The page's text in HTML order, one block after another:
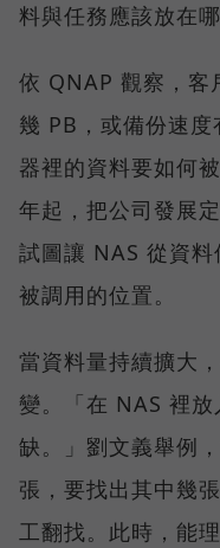
料與任務應該放在哪
依 QNAP 觀察，客
幾 PB，或備份速
器裡的資料要如何
年起，把公司發展
試圖讓 NAS 從資
被調用的位置。
當資料量持續擴大
變。「在 NAS 裡
缺。」劉文義舉例
張，要找出其中幾
工翻找。此時，能